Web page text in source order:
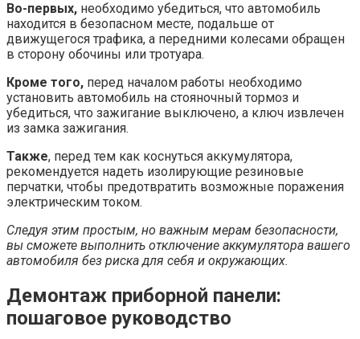
Во-первых, необходимо убедиться, что автомобиль
находится в безопасном месте, подальше от
движущегося трафика, а передними колесами обращен
в сторону обочины или тротуара.
Кроме того, перед началом работы необходимо
установить автомобиль на стояночный тормоз и
убедиться, что зажигание выключено, а ключ извлечен
из замка зажигания.
Также, перед тем как коснуться аккумулятора,
рекомендуется надеть изолирующие резиновые
перчатки, чтобы предотвратить возможные поражения
электрическим током.
Следуя этим простым, но важным мерам безопасности,
вы сможете выполнить отключение аккумулятора вашего
автомобиля без риска для себя и окружающих.
Демонтаж приборной панели:
пошаговое руководство